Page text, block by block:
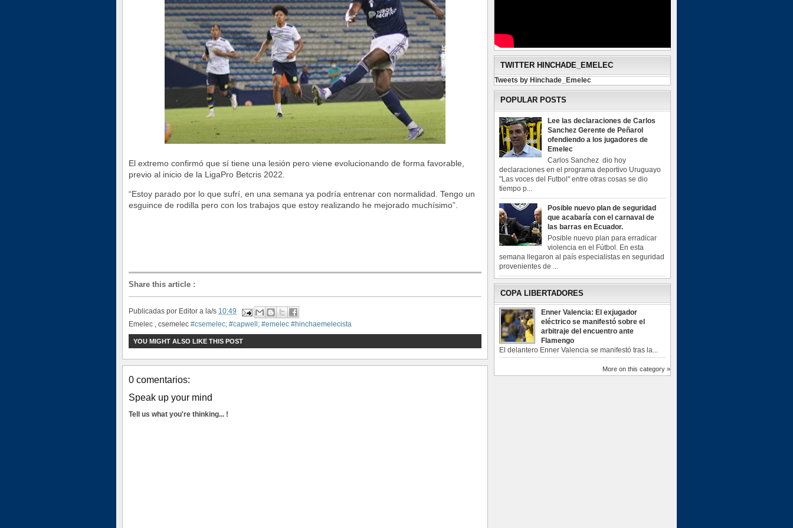
El extremo confirmó que sí tiene una lesión pero viene evolucionando de forma favorable,
previo al inicio de la LigaPro Betcris 2022.
“Estoy parado por lo que sufrí, en una semana ya podría entrenar con normalidad. Tengo un
esguince de rodilla pero con los trabajos que estoy realizando he mejorado muchísimo”.
Share this article :
Publicadas por Editor a la/s 10:49
Emelec , csemelec #csemelec; #capwell; #emelec #hinchaemelecista
YOU MIGHT ALSO LIKE THIS POST
0 comentarios:
Speak up your mind
Tell us what you're thinking... !
TWITTER HINCHADE_EMELEC
Tweets by Hinchade_Emelec
POPULAR POSTS
Lee las declaraciones de Carlos
Sanchez Gerente de Peñarol
ofendiendo a los jugadores de
Emelec
Carlos Sanchez dio hoy
declaraciones en el programa deportivo Uruguayo
"Las voces del Futbol" entre otras cosas se dio
tiempo p...
Posible nuevo plan de seguridad
que acabaría con el carnaval de
las barras en Ecuador.
Posible nuevo plan para erradicar
violencia en el Fútbol. En esta
semana llegaron al país especialistas en seguridad
provenientes de ...
COPA LIBERTADORES
Enner Valencia: El exjugador
eléctrico se manifestó sobre el
arbitraje del encuentro ante
Flamengo
El delantero Enner Valencia se manifestó tras la...
More on this category »